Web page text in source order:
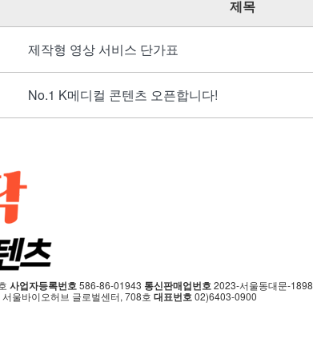
제목
제작형 영상 서비스 단가표
No.1 K메디컬 콘텐츠 오픈합니다!
사업자등록번호586-86-01943 통신판매업번호2023-서울동대문-1898
서울바이오허브 글로벌센터, 708호 대표번호02)6403-0900